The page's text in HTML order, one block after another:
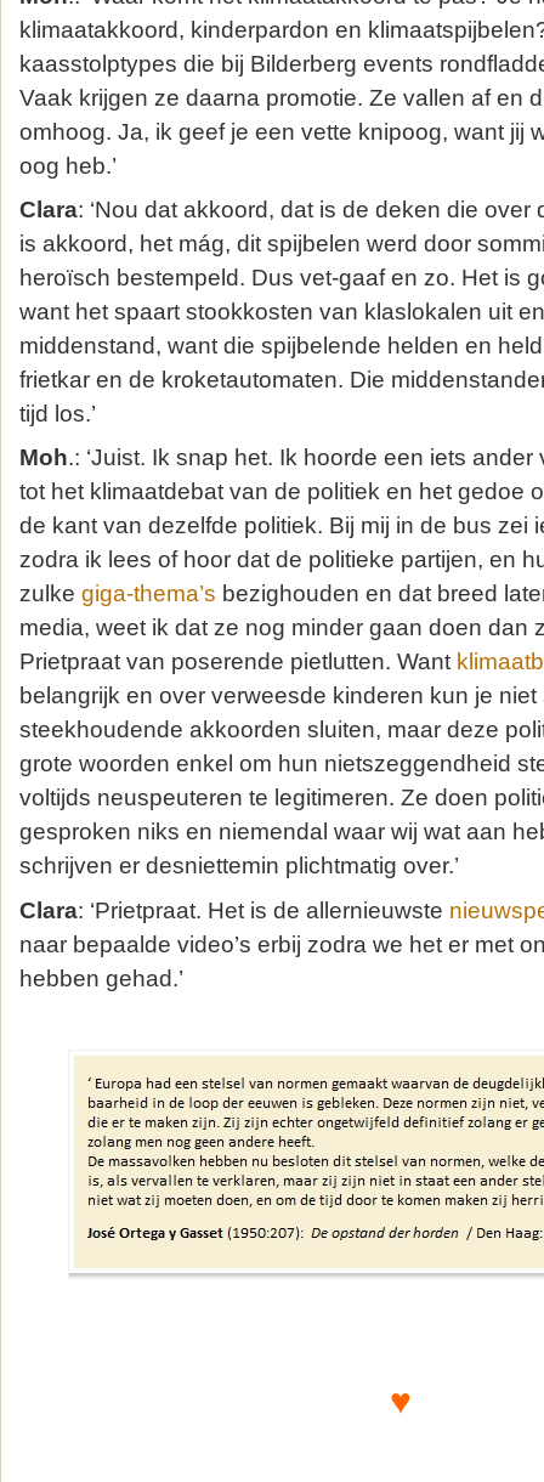
klimaatakkoord, kinderpardon en
kaasstolptypes die bij Bilderberg events
Vaak krijgen ze daarna promotie. Ze vallen af en
omhoog. Ja, ik geef je een vette knipoog, want jij
oog heb.’
Clara: ‘Nou dat akkoord, dat is de deken die over
is akkoord, het mág, dit spijbelen werd door
heroïsch bestempeld. Dus vet-gaaf en zo. Het is
want het spaart stookkosten van klaslokalen uit
middenstand, want die spijbelende helden en
frietkar en de kroketautomaten. Die
tijd los.’
Moh.: ‘Juist. Ik snap het. Ik hoorde een iets
tot het klimaatdebat van de politiek en het gedoe
de kant van dezelfde politiek. Bij mij in de bus zei
zodra ik lees of hoor dat de politieke partijen, en
zulke giga-thema’s bezighouden en dat breed
media, weet ik dat ze nog minder gaan doen dan
Prietpraat van poserende pietlutten. Want
belangrijk en over verweesde kinderen kun je
steekhoudende akkoorden sluiten, maar deze
grote woorden enkel om hun nietszeggendheid
voltijds neuspeuteren te legitimeren. Ze doen
gesproken niks en niemendal waar wij wat aan
schrijven er desniettemin plichtmatig over.’
Clara: ‘Prietpraat. Het is de allernieuwste
naar bepaalde video’s erbij zodra we het er met
hebben gehad.’
♥